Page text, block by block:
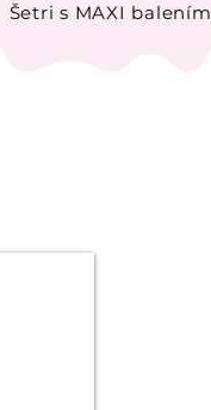
Šetri s MAXI balením